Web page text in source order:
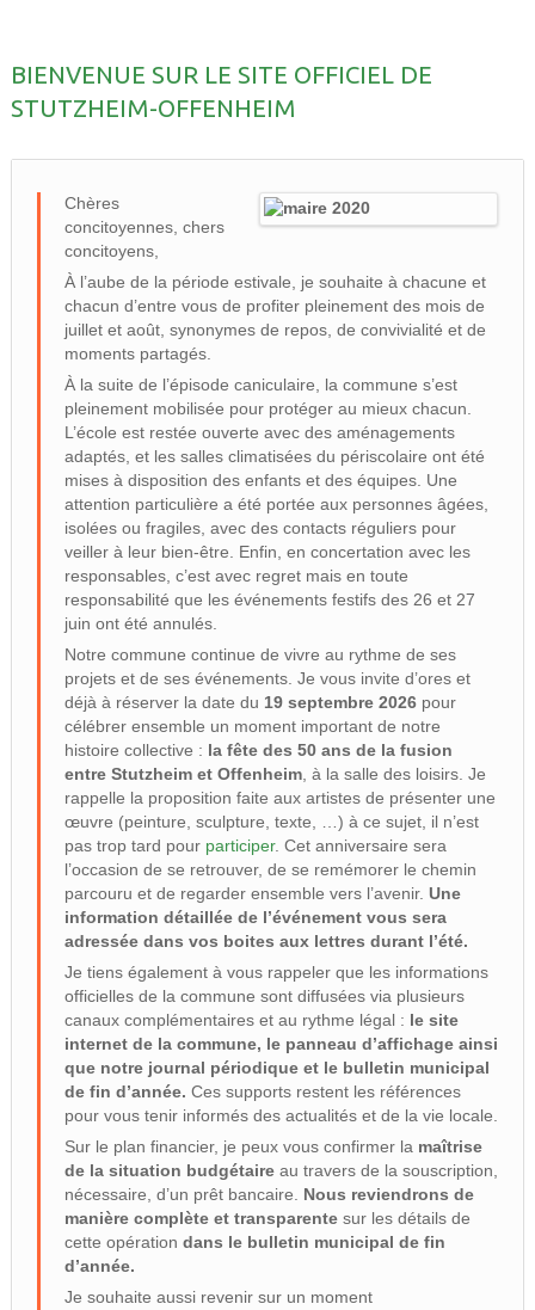
BIENVENUE SUR LE SITE OFFICIEL DE
STUTZHEIM-OFFENHEIM
Chères
concitoyennes, chers
concitoyens,
À l’aube de la période estivale, je souhaite à chacune et
chacun d’entre vous de profiter pleinement des mois de
juillet et août, synonymes de repos, de convivialité et de
moments partagés.
À la suite de l’épisode caniculaire, la commune s’est
pleinement mobilisée pour protéger au mieux chacun.
L’école est restée ouverte avec des aménagements
adaptés, et les salles climatisées du périscolaire ont été
mises à disposition des enfants et des équipes. Une
attention particulière a été portée aux personnes âgées,
isolées ou fragiles, avec des contacts réguliers pour
veiller à leur bien-être. Enfin, en concertation avec les
responsables, c’est avec regret mais en toute
responsabilité que les événements festifs des 26 et 27
juin ont été annulés.
Notre commune continue de vivre au rythme de ses
projets et de ses événements. Je vous invite d’ores et
déjà à réserver la date du 19 septembre 2026pour
célébrer ensemble un moment important de notre
histoire collective : la fête des 50 ans de la fusion
entre Stutzheim et Offenheim, à la salle des loisirs. Je
rappelle la proposition faite aux artistes de présenter une
œuvre (peinture, sculpture, texte, …) à ce sujet, il n’est
pas trop tard pour participer. Cet anniversaire sera
l’occasion de se retrouver, de se remémorer le chemin
parcouru et de regarder ensemble vers l’avenir. Une
information détaillée de l’événement vous sera
adressée dans vos boites aux lettres durant l’été.
Je tiens également à vous rappeler que les informations
officielles de la commune sont diffusées via plusieurs
canaux complémentaires et au rythme légal : le site
internet de la commune, le panneau d’affichage ainsi
que notre journal périodique et le bulletin municipal
de fin d’année. Ces supports restent les références
pour vous tenir informés des actualités et de la vie locale.
Sur le plan financier, je peux vous confirmer la maîtrise
de la situation budgétaireau travers de la souscription,
nécessaire, d’un prêt bancaire. Nous reviendrons de
manière complète et transparentesur les détails de
cette opération dans le bulletin municipal de fin
d’année.
Je souhaite aussi revenir sur un moment